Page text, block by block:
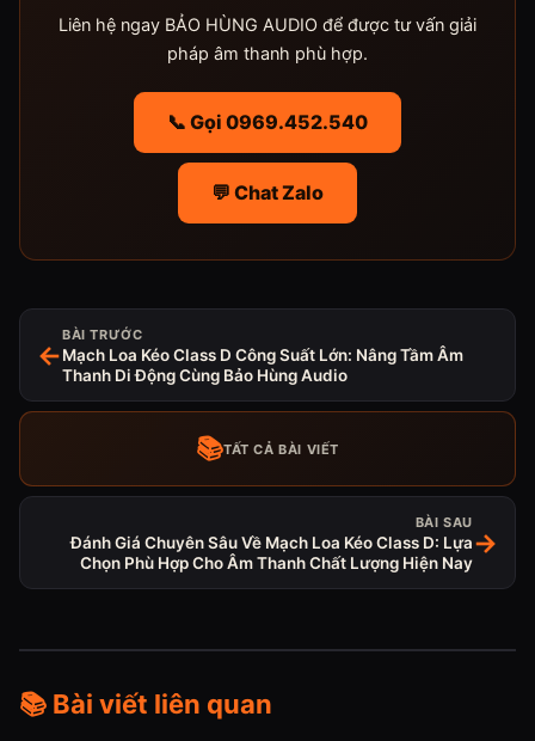
Liên hệ ngay BẢO HÙNG AUDIO để được tư vấn giải
pháp âm thanh phù hợp.
📞 Gọi 0969.452.540
💬 Chat Zalo
←
BÀI TRƯỚC
Mạch Loa Kéo Class D Công Suất Lớn: Nâng Tầm Âm
Thanh Di Động Cùng Bảo Hùng Audio
📚TẤT CẢ BÀI VIẾT
BÀI SAU
Đánh Giá Chuyên Sâu Về Mạch Loa Kéo Class D: Lựa
Chọn Phù Hợp Cho Âm Thanh Chất Lượng Hiện Nay
→
📚 Bài viết liên quan